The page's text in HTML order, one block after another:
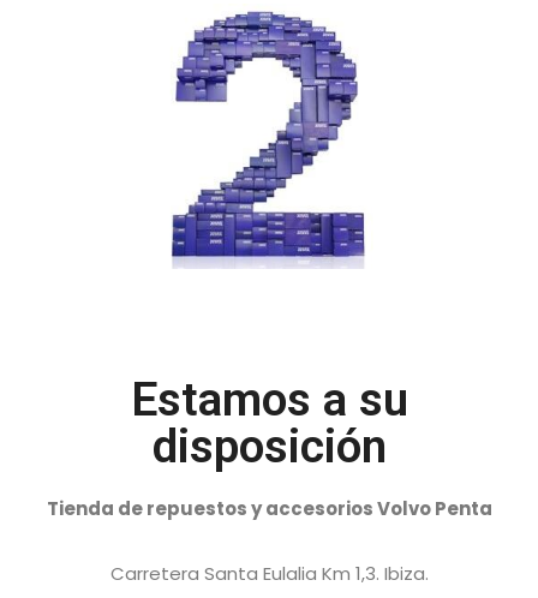
Estamos a su
disposición
Tienda de repuestos y accesorios Volvo Penta
Carretera Santa Eulalia Km 1,3. Ibiza.